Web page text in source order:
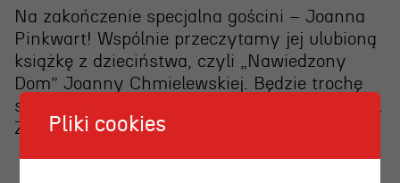
Na zakończenie specjalna gościni – Joanna
Pinkwart! Wspólnie przeczytamy jej ulubioną
książkę z dzieciństwa, czyli „Nawiedzony
Dom” Joanny Chmielewskiej. Będzie trochę
strasznie, ale wierzymy, że jesteście odważni.
Zapraszamy!
Pliki cookies